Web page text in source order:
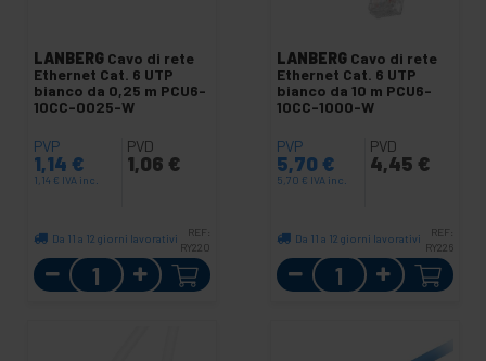
LANBERG Cavo di rete
Ethernet Cat. 6 UTP
bianco da 0,25 m PCU6-
10CC-0025-W
PVP
1,14 €
1,14 € IVA inc.
PVD
1,06 €
Da 11 a 12 giorni lavorativi
REF:
RY220
Quantità
LANBERG Cavo di rete
Ethernet Cat. 6 UTP
bianco da 10 m PCU6-
10CC-1000-W
PVP
5,70 €
5,70 € IVA inc.
PVD
4,45 €
Da 11 a 12 giorni lavorativi
REF:
RY226
Quantità